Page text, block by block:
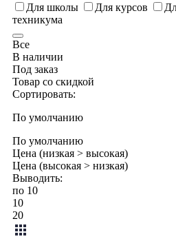
Для школы
Для курсов
техникума
Все
В наличии
Под заказ
Товар со скидкой
Сортировать:
По умолчанию
По умолчанию
Цена (низкая > высокая)
Цена (высокая > низкая)
Выводить:
по 10
10
20